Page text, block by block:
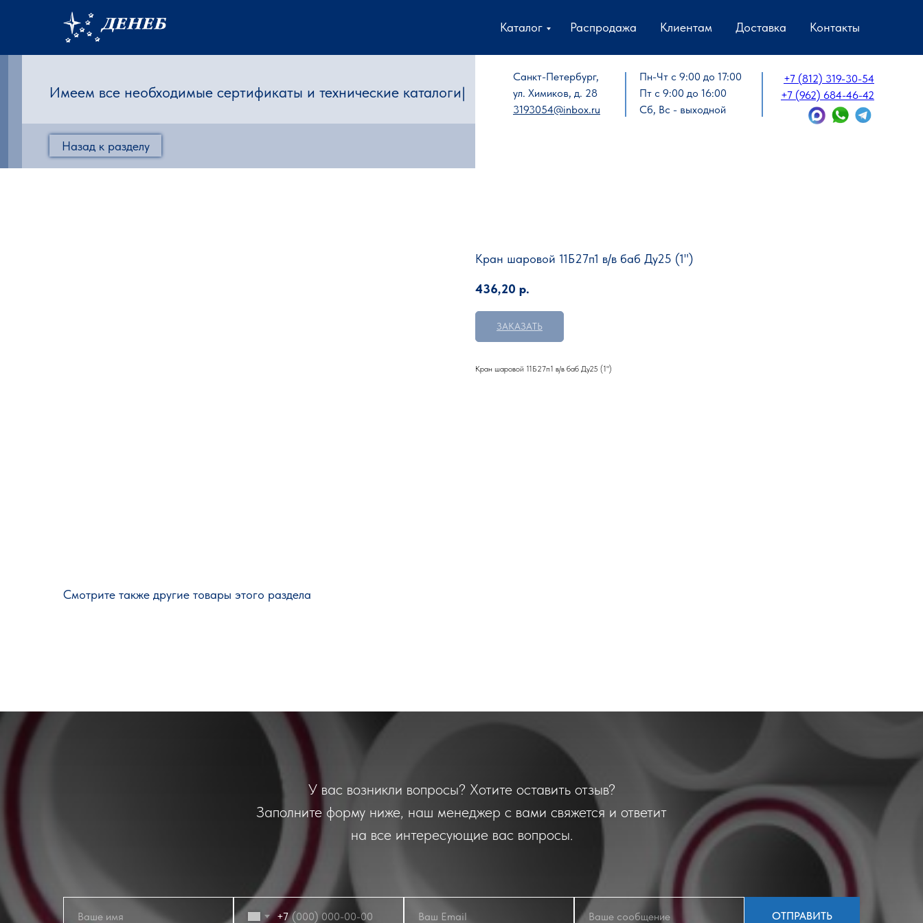
Каталог Распродажа Клиентам Доставка Контакты
+7 (812) 319-30-54
+7 (962) 684-46-42
Пн-Чт с 9:00 до 17:00
Пт с 9:00 до 16:00
Сб, Вс - выходной
Санкт-Петербург,
ул. Химиков, д. 28
3193054@inbox.ru
Имеем все необходимые сертификаты и технические каталог|
Назад к разделу
Кран шаровой 11Б27п1 в/в баб Ду25 (1")
436,20 р.
ЗАКАЗАТЬ
Кран шаровой 11Б27п1 в/в баб Ду25 (1")
Смотрите также другие товары этого раздела
У вас возникли вопросы? Хотите оставить отзыв?
Заполните форму ниже, наш менеджер с вами свяжется и ответит
на все интересующие вас вопросы.
+7 ОТПРАВИТЬ